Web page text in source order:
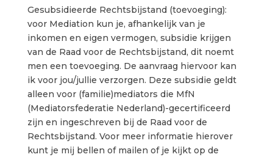
Gesubsidieerde Rechtsbijstand (toevoeging):
voor Mediation kun je, afhankelijk van je
inkomen en eigen vermogen, subsidie krijgen
van de Raad voor de Rechtsbijstand, dit noemt
men een toevoeging. De aanvraag hiervoor kan
ik voor jou/jullie verzorgen. Deze subsidie geldt
alleen voor (familie)mediators die MfN
(Mediatorsfederatie Nederland)-gecertificeerd
zijn en ingeschreven bij de Raad voor de
Rechtsbijstand. Voor meer informatie hierover
kunt je mij bellen of mailen of je kijkt op de